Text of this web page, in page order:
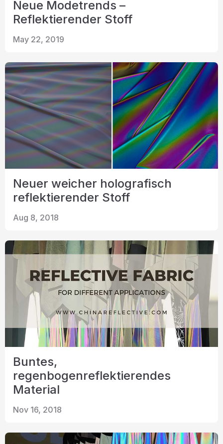
Neue Modetrends –
Reflektierender Stoff
May 22, 2019
Neuer weicher holografisch
reflektierender Stoff
Aug 8, 2018
Buntes,
regenbogenreflektierendes
Material
Nov 16, 2018